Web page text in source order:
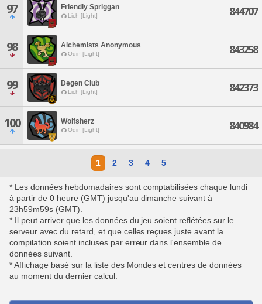
97 Friendly Spriggan
Lich [Light] 844707
98 Alchemists Anonymous
Odin [Light] 843258
99 Degen Club
Lich [Light] 842373
100 Wolfsherz
Odin [Light] 840984
1 2 3 4 5
* Les données hebdomadaires sont comptabilisées chaque lundi
à partir de 0 heure (GMT) jusqu'au dimanche suivant à
23h59m59s (GMT).
* Il peut arriver que les données du jeu soient reflétées sur le
serveur avec du retard, et que celles reçues juste avant la
compilation soient incluses par erreur dans l'ensemble de
données suivant.
* Affichage basé sur la liste des Mondes et centres de données
au moment du dernier calcul.